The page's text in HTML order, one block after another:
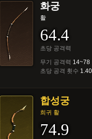
화궁
활
64.4
초당 공격력
무기 공격력 14~78
초당 공격 횟수 1.40
합성궁
희귀 활
74.9